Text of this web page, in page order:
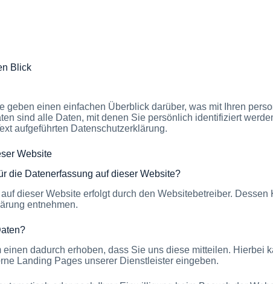
Blick
geben einen einfachen Überblick darüber, was mit Ihren
sind alle Daten, mit denen Sie persönlich identifiziert
aufgeführten Datenschutzerklärung.
Website
die Datenerfassung auf dieser Website?
dieser Website erfolgt durch den Websitebetreiber.
entnehmen.
einen dadurch erhoben, dass Sie uns diese mitteilen.
Landing Pages unserer Dienstleister eingeben.